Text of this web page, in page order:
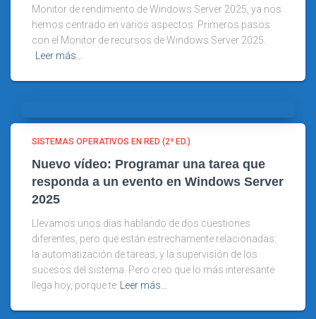
Monitor de rendimiento de Windows Server 2025, ya nos
hemos centrado en varios aspectos: Primeros pasos
con el Monitor de recursos de Windows Server 2025.
Leer más…
SISTEMAS OPERATIVOS EN RED (2ª ED.)
Nuevo vídeo: Programar una tarea que
responda a un evento en Windows Server
2025
Llevamos unos días hablando de dos cuestiones
diferentes, pero que están estrechamente relacionadas:
la automatización de tareas, y la supervisión de los
sucesos del sistema. Pero creo que lo más interesante
llega hoy, porque te
Leer más…